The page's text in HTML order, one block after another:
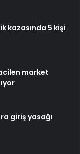
kazasında 5 kişi
market
giriş yasağı